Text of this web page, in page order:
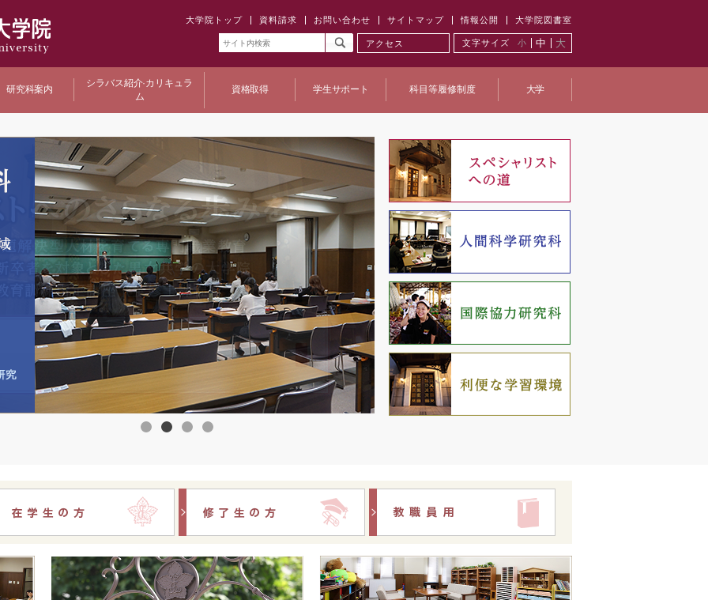
大学院トップ 資料請求 お問い合わせ サイトマップ 情報公開 大学院図書室
アクセス 文字サイズ 小 中 大
研究科案内
シラバス紹介·カリキュラ
ム
資格取得 学生サポート 科目等履修制度 大学